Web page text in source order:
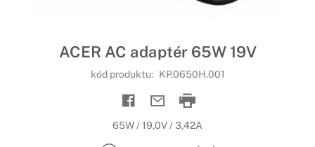
ACER AC adaptér 65W 19V
kód produktu: KP.0650H.001
65W / 19,0V / 3,42A